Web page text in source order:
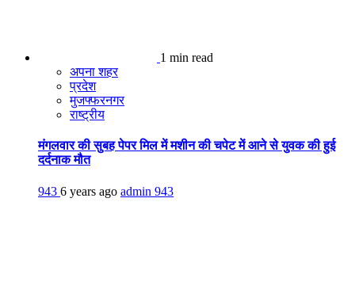
1 min read
अपना शहर
प्रदेश
मुजफ्फरनगर
राष्ट्रीय
मंगलवार की सुबह पेपर मिल में मशीन की चपेट में आने से युवक की हुई
दर्दनाक मौत
943 6 years ago admin 943